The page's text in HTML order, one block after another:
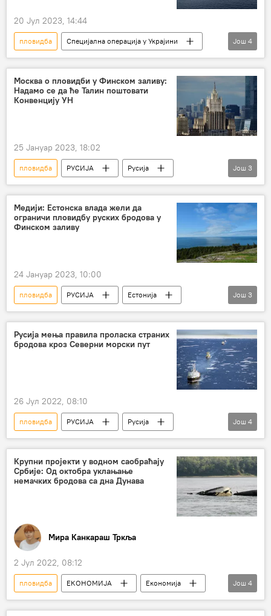
20 Јул 2023, 14:44
пловидба
Специјална операција у Украјини
Специјална војна операција у Украјини – вести
Црно море
бродови Украјина
Још 4
Москва о пловидби у Финском заливу:
Надамо се да ће Талин поштовати
Конвенцију УН
25 Јануар 2023, 18:02
пловидба РУСИЈА
Русија
Марија Захарова
Фински залив
Естонија
Још 3
Медији: Естонска влада жели да
ограничи пловидбу руских бродова у
Финском заливу
24 Јануар 2023, 10:00
пловидба РУСИЈА
Естонија
Русија
Фински залив Финска
Још 3
Русија мења правила проласка страних
бродова кроз Северни морски пут
26 Јул 2022, 08:10
пловидба РУСИЈА
Русија
Русија – друштво
Северни морски пут
закон
бродови
Још 4
Крупни пројекти у водном саобраћају
Србије: Од октобра уклањање
немачких бродова са дна Дунава
Мира Канкараш Тркља
2 Јул 2022, 08:12
пловидба ЕКОНОМИЈА
Економија
Србија – економија
Дунав
Још 4